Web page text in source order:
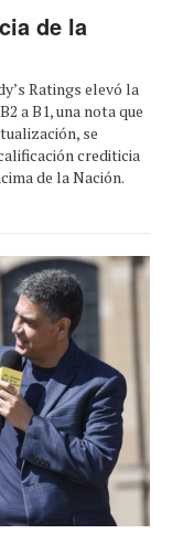
de la
Ratings elevó la
a B1, una nota que
se
crediticia
de la Nación.